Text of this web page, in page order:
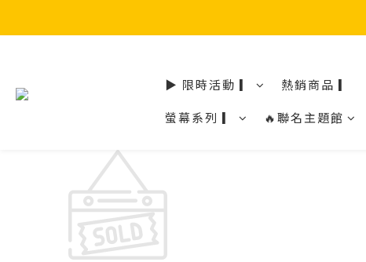
▶ 限時活動 ▎ 熱銷商品 ▎
螢幕系列 ▎
🔥聯名主題館